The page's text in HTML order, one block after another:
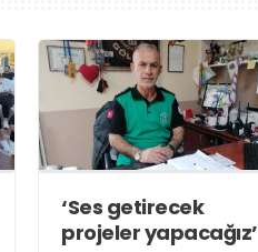
‘Ses getirecek
projeler yapacağız’